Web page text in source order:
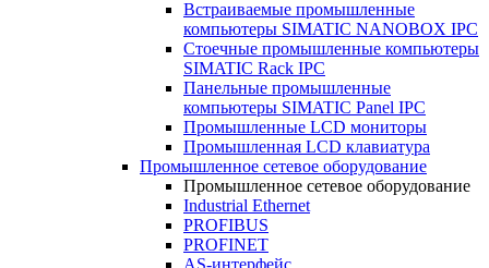
Встраиваемые промышленные
компьютеры SIMATIC NANOBOX IPC
Стоечные промышленные компьютеры
SIMATIC Rack IPC
Панельные промышленные
компьютеры SIMATIC Panel IPC
Промышленные LCD мониторы
Промышленная LCD клавиатура
Промышленное сетевое оборудование
Промышленное сетевое оборудование
Industrial Ethernet
PROFIBUS
PROFINET
AS-интерфейс